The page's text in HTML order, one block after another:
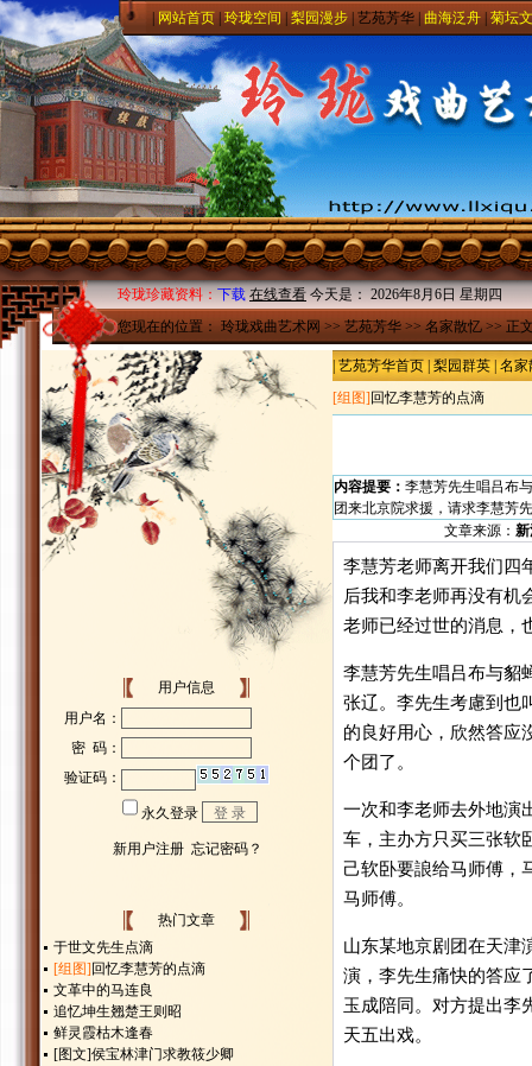
网站首页 玲珑空间 梨园漫步 艺苑芳华 曲海泛舟 菊坛
玲珑珍藏资料：下载 在线查看今天是：2026年8月6日 星期四
您现在的位置：玲珑戏曲艺术网>>艺苑芳华>>名家散忆>> 正
用户信息
热门文章
于世文先生点滴
[组图] 回忆李慧芳的点滴
文革中的马连良
追忆坤生翘楚王则昭
鲜灵霞枯木逢春
[图文]侯宝林津门求教筱少卿
艺苑芳华首页 梨园群英 名
[组图] 回忆李慧芳的点滴
内容提要： 李慧芳先生唱吕布
团来北京院求援，请求李慧芳
文章来源： 新
李慧芳老师离开我们四
后我和李老师再没有机
老师已经过世的消息，
李慧芳先生唱吕布与貂
张辽。李先生考慮到也
的良好用心，欣然答应
个团了。
一次和李老师去外地演
车，主办方只买三张软
己软卧要誏给马师傅，
马师傅。
山东某地京剧团在天津
演，李先生痛快的答应
玉成陪同。对方提出李
天五出戏。